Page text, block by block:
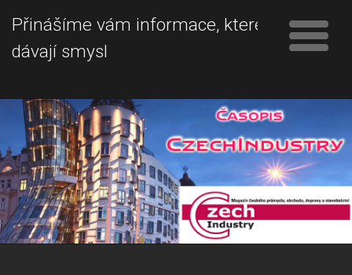
Přinášíme vám informace, které
dávají smysl